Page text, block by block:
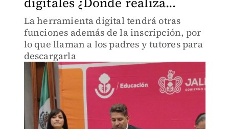
La herramienta digital tendrá otras
funciones además de la inscripción, por
lo que llaman a los padres y tutores para
descargarla